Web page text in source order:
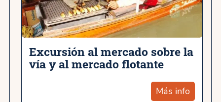
Excursión al mercado sobre la
vía y al mercado flotante
Más info